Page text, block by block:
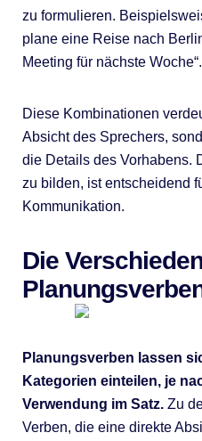
zu formulieren.
plane eine Reise nach
Meeting für nächste Woche“.
Diese Kombinationen
Absicht des Sprechers,
die Details des Vorhabens.
zu bilden, ist entscheidend
Kommunikation.
Die
Planungsverben lassen
Kategorien einteilen, je
Verwendung im Satz.Zu
Verben, die eine direkte